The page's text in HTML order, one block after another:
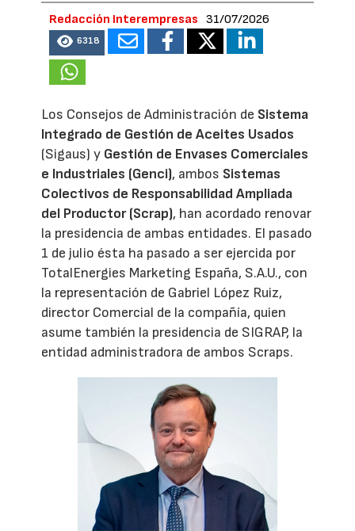
Redacción Interempresas 31/07/2026
6318
Los Consejos de Administración de Sistema
Integrado de Gestión de Aceites Usados
(Sigaus) y Gestión de Envases Comerciales
e Industriales (Genci), ambos Sistemas
Colectivos de Responsabilidad Ampliada
del Productor (Scrap), han acordado renovar
la presidencia de ambas entidades. El pasado
1 de julio ésta ha pasado a ser ejercida por
TotalEnergies Marketing España, S.A.U., con
la representación de Gabriel López Ruiz,
director Comercial de la compañía, quien
asume también la presidencia de SIGRAP, la
entidad administradora de ambos Scraps.